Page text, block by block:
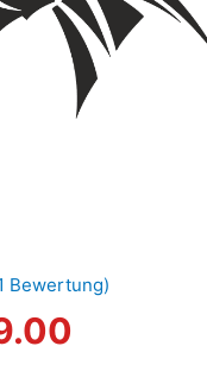
Bewertung)